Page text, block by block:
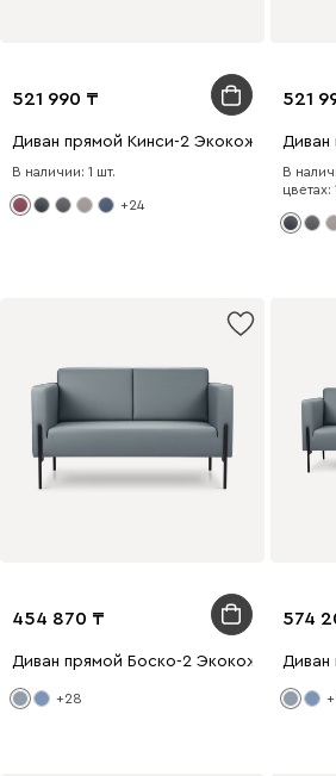
521 990
Диван прямой Кинси-2 Экокожа
В наличии: 1 шт.
+24
521
Диван
В
цветах:
454 870
Диван прямой Боско-2 Экокожа Серый
+28
574